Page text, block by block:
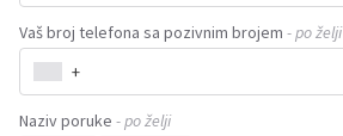
Vaš broj telefona sa pozivnim brojem - po želji
+
Naziv poruke - po želji